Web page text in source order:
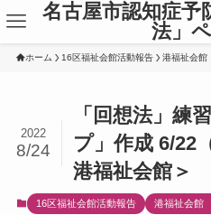
名古屋市認知症予
法」
ホーム 16区福祉会館活動報告 港福祉会
「回想法」練
プ」作成 6/22
港福祉会館＞
2022
8/24
16区福祉会館活動報告 港福祉会館